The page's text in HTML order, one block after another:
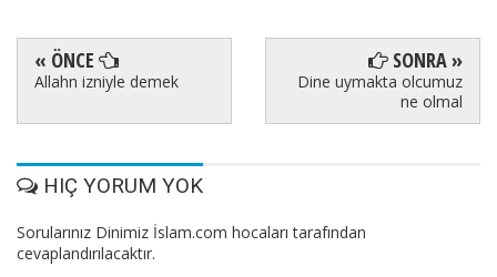
« ÖNCE
Allahn izniyle demek
SONRA »
Dine uymakta olcumuz
ne olmal
HIÇ YORUM YOK
Sorularınız Dinimiz İslam.com hocaları tarafından
cevaplandırılacaktır.